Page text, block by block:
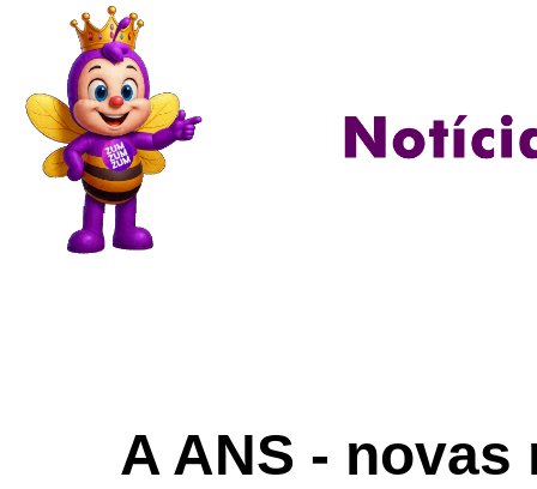
A ANS -